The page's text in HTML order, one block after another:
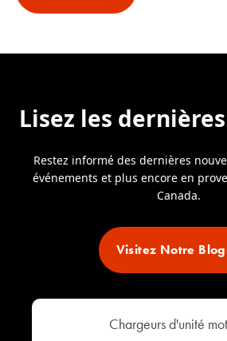
Lisez les
Restez informé des dernières
événements et plus encore en
Canada.
Visitez Notre
Chargeurs d'unité